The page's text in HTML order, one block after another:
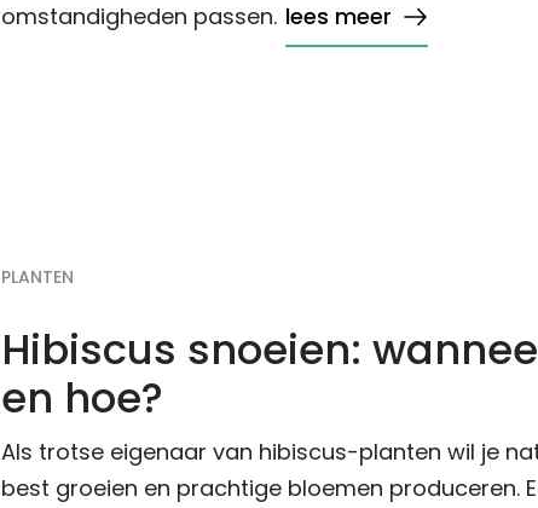
omstandigheden passen. lees meer
PLANTEN
Hibiscus snoeien:
en hoe?
Als trotse eigenaar van hibiscus-planten wil je
best groeien en prachtige bloemen produceren.